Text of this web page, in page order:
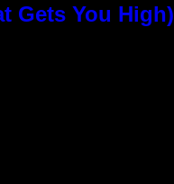
Gets You High)